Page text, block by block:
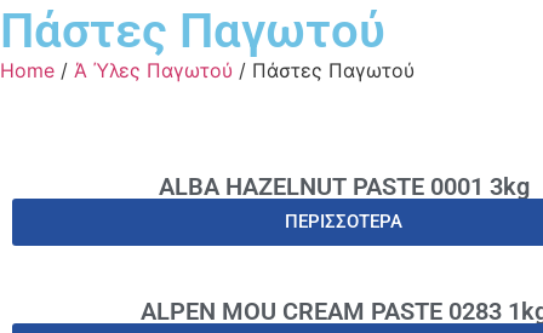
Πάστες Παγωτού
Home / Ά Ύλες Παγωτού / Πάστες Παγωτού
ALBA HAZELNUT PASTE 0001 3kg
ΠΕΡΙΣΣΟΤΕΡΑ
ALPEN MOU CREAM PASTE 0283